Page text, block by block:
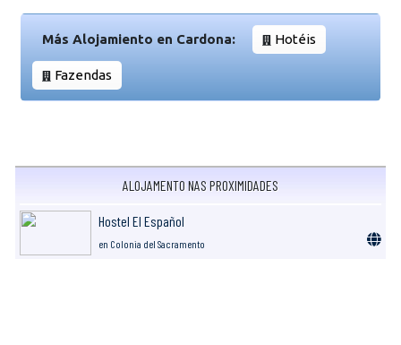
Más Alojamiento en Cardona: Hotéis
Fazendas
ALOJAMENTO NAS PROXIMIDADES
Hostel El Español
en Colonia del Sacramento